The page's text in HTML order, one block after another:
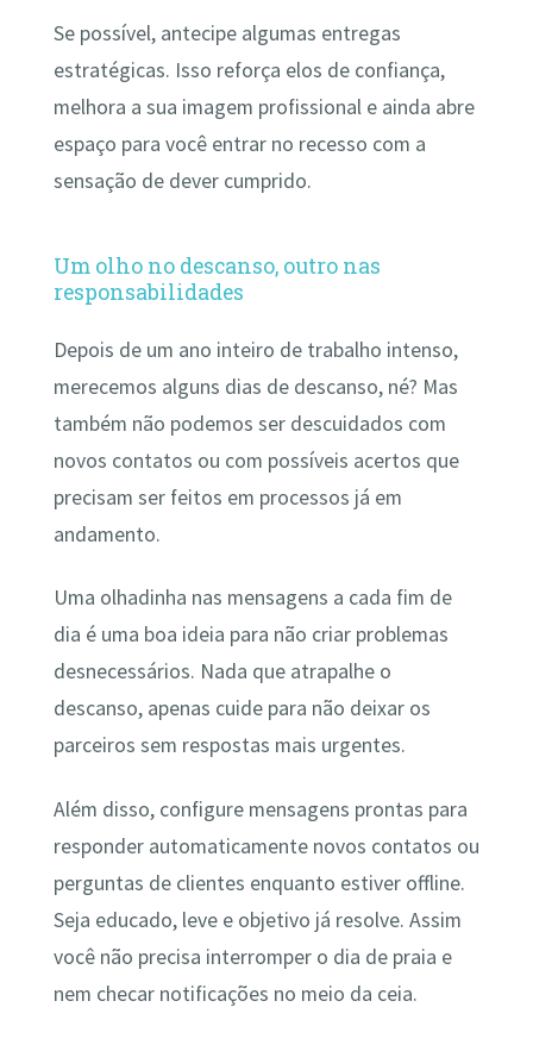
Se possível, antecipe algumas entregas
estratégicas. Isso reforça elos de confiança,
melhora a sua imagem profissional e ainda abre
espaço para você entrar no recesso com a
sensação de dever cumprido.
Um olho no descanso, outro nas
responsabilidades
Depois de um ano inteiro de trabalho intenso,
merecemos alguns dias de descanso, né? Mas
também não podemos ser descuidados com
novos contatos ou com possíveis acertos que
precisam ser feitos em processos já em
andamento.
Uma olhadinha nas mensagens a cada fim de
dia é uma boa ideia para não criar problemas
desnecessários. Nada que atrapalhe o
descanso, apenas cuide para não deixar os
parceiros sem respostas mais urgentes.
Além disso, configure mensagens prontas para
responder automaticamente novos contatos ou
perguntas de clientes enquanto estiver offline.
Seja educado, leve e objetivo já resolve. Assim
você não precisa interromper o dia de praia e
nem checar notificações no meio da ceia.